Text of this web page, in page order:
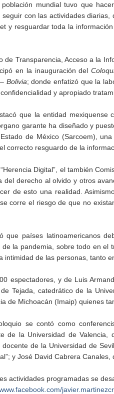
mundial tuvo que
con las actividades
y resguardar toda la
de Transparencia, Acceso a la
en la inauguración del
Bolivia; donde enfatizó que la
y apropiado
que la entidad
garante ha diseñado y
de México (Sarcoem),
correcto resguardo de la
Digital”, el también
derecho al olvido y otros
de esto una realidad.
corre el riesgo de que no
que países latinoamericanos
la pandemia, sobre todo en
intimidad de las personas, tanto
espectadores, y de Luis
Tejada, catedrático de la
de Michoacán (Imaip) quienes
se contó como
de la Universidad de
de la Universidad de
y José David Cabrera
actividades programadas se